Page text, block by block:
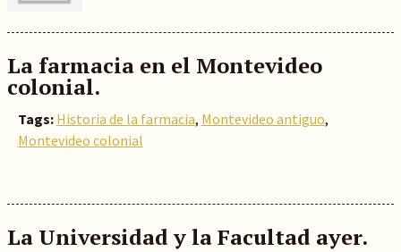
La farmacia en el Montevideo
colonial.
Tags: Historia de la farmacia, Montevideo antiguo,
Montevideo colonial
La Universidad y la Facultad ayer.